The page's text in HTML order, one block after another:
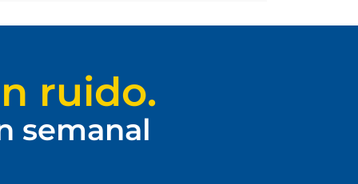
ruido.
semanal